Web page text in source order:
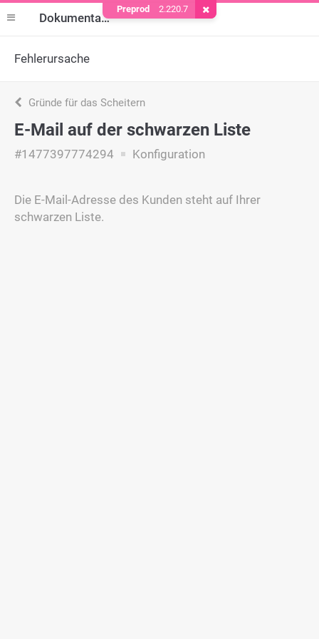
Dokumentation
Fehlerursache
Gründe für das Scheitern
E-Mail auf der schwarzen Liste
#1477397774294 Konfiguration
Die E-Mail-Adresse des Kunden steht auf Ihrer
schwarzen Liste.
Preprod 2.220.7 Cookie entfernen